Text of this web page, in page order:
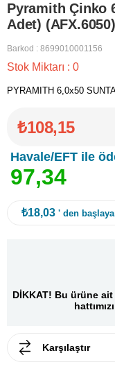
Pyramith Çinko
Adet) (AFX.6050)
Barkod : 8699010001156
Stok Miktarı : 0
PYRAMITH 6,0x50
₺108,15
Havale/EFT ile
97,34
₺18,03 ' den
DİKKAT! Bu ürüne
Karşılaştır